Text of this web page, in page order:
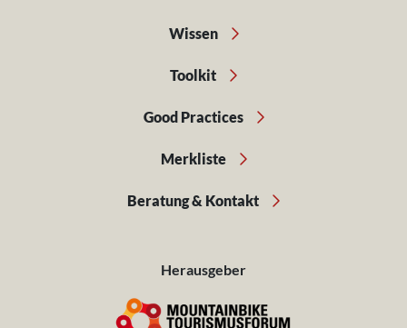
Wissen
Toolkit
Good Practices
Merkliste
Beratung & Kontakt
Herausgeber